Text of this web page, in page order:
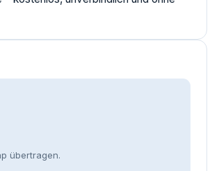
übertragen.